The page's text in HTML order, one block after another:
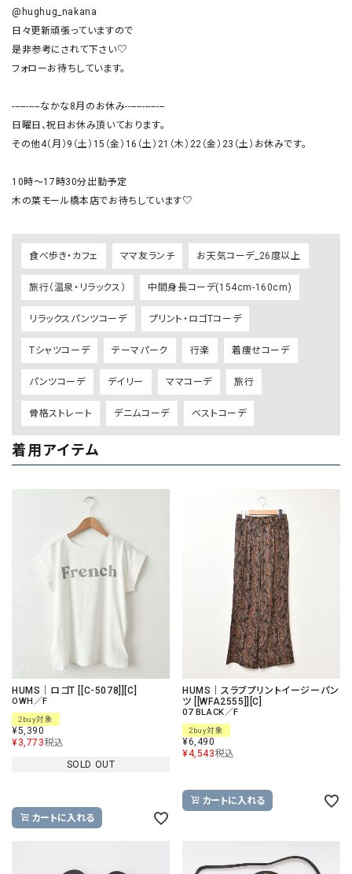
@hughug_nakana
日々更新頑張っていますので
是非参考にされて下さい♡
フォローお待ちしています。
----------なかな8月のお休み--------------
日曜日、祝日お休み頂いております。
その他4（月）9（土）15（金）16（土）21（木）22（金）23（土）お休みです。
10時〜17時30分出勤予定
木の葉モール橋本店でお待ちしています♡
食べ歩き・カフェ ママ友ランチ お天気コーデ_26度以上
旅行（温泉・リラックス） 中間身長コーデ(154cm-160cm)
リラックスパンツコーデ プリント・ロゴTコーデ
Tシャツコーデ テーマパーク 行楽 着痩せコーデ
パンツコーデ デイリー ママコーデ 旅行
骨格ストレート デニムコーデ ベストコーデ
着用アイテム
HUMS｜ロゴT [[C-5078]][C]
OWH／F
2buy対象
¥5,390
¥3,773税込
SOLD OUT
カートに入れる
HUMS｜スラブプリントイージーパン
ツ [[WFA2555]][C]
07 BLACK／F
2buy対象
¥6,490
¥4,543税込
カートに入れる